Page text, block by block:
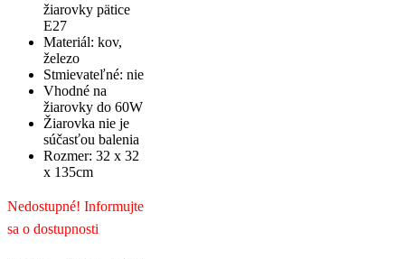
žiarovky pätice
E27
Materiál: kov,
železo
Stmievateľné: nie
Vhodné na
žiarovky do 60W
Žiarovka nie je
súčasťou balenia
Rozmer: 32 x 32
x 135cm
Nedostupné! Informujte
sa o dostupnosti